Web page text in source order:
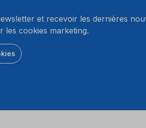
et recevoir les dernières
les cookies marketing.